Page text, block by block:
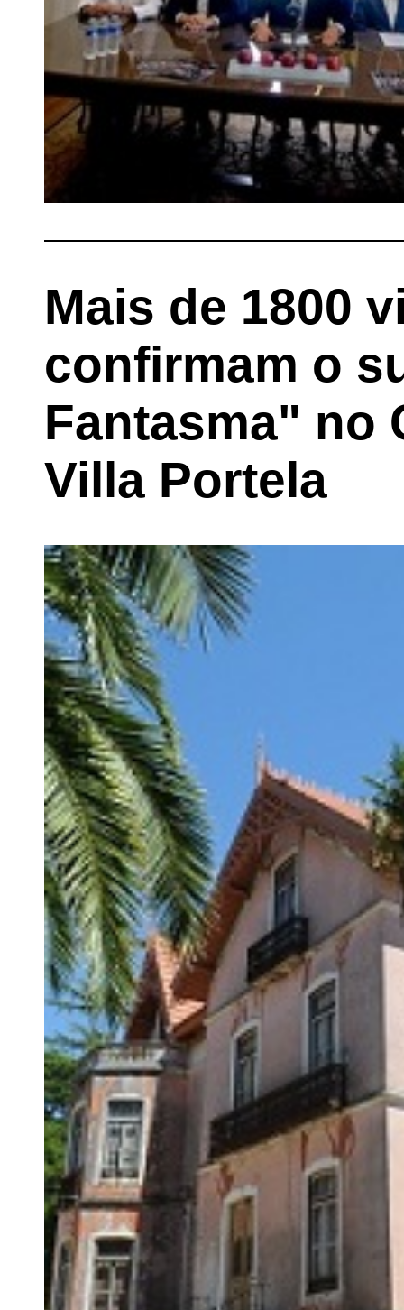
Mais de 1800
confirmam o
Fantasma" no
Villa Portela